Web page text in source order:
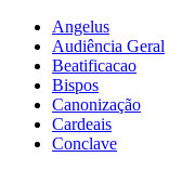
Angelus
Audiência Geral
Beatificacao
Bispos
Canonização
Cardeais
Conclave